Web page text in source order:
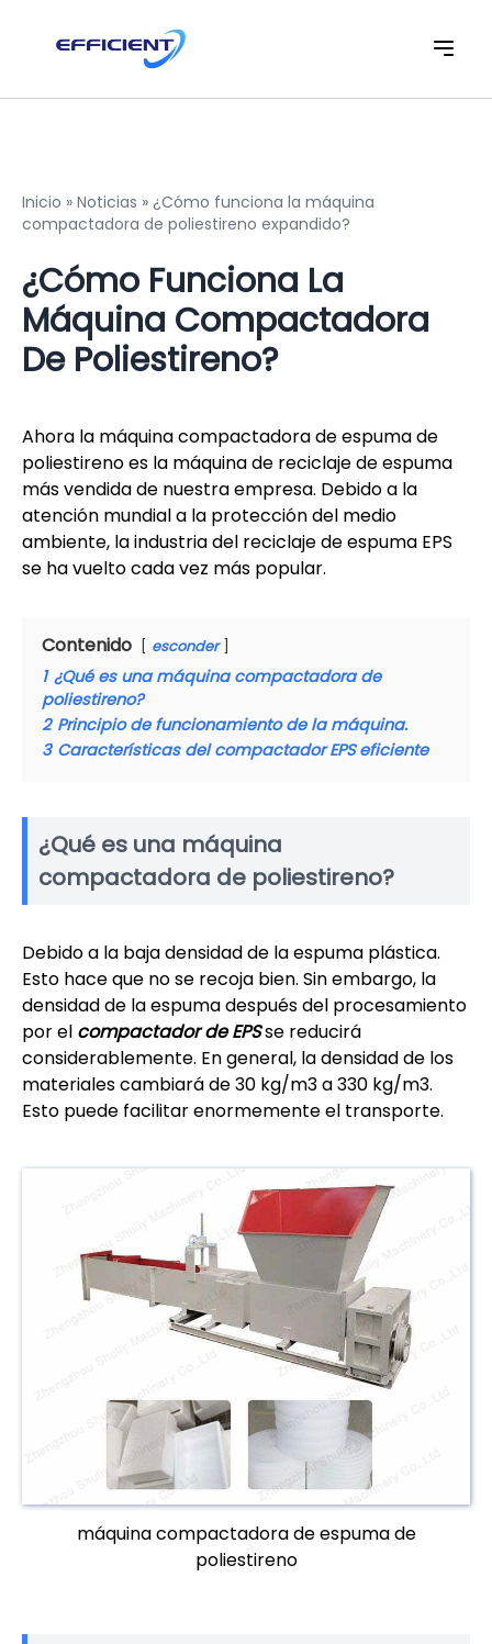
Inicio » Noticias » ¿Cómo funciona la máquina
compactadora de poliestireno expandido?
¿Cómo Funciona La
Máquina Compactadora
De Poliestireno?
Ahora la máquina compactadora de espuma de
poliestireno es la máquina de reciclaje de espuma
más vendida de nuestra empresa. Debido a la
atención mundial a la protección del medio
ambiente, la industria del reciclaje de espuma EPS
se ha vuelto cada vez más popular.
Contenido esconder
1 ¿Qué es una máquina compactadora de
poliestireno?
2 Principio de funcionamiento de la máquina.
3 Características del compactador EPS eficiente
¿Qué es una máquina
compactadora de poliestireno?
Debido a la baja densidad de la espuma plástica.
Esto hace que no se recoja bien. Sin embargo, la
densidad de la espuma después del procesamiento
por el compactador de EPSse reducirá
considerablemente. En general, la densidad de los
materiales cambiará de 30 kg/m3 a 330 kg/m3.
Esto puede facilitar enormemente el transporte.
máquina compactadora de espuma de
poliestireno